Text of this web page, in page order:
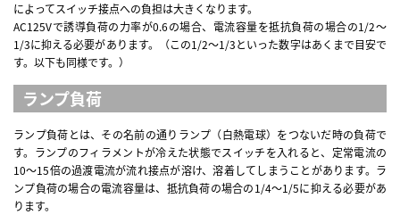
によってスイッチ接点への負担は大きくなります。
AC125Vで誘導負荷の力率が0.6の場合、電流容量を抵抗負荷の場合の1/2～
1/3に抑える必要があります。（この1/2～1/3といった数字はあくまで目安で
す。以下も同様です。）
ランプ負荷
ランプ負荷とは、その名前の通りランプ（白熱電球）をつないだ時の負荷で
す。ランプのフィラメントが冷えた状態でスイッチを入れると、定常電流の
10～15倍の過渡電流が流れ接点が溶け、溶着してしまうことがあります。ラ
ンプ負荷の場合の電流容量は、抵抗負荷の場合の1/4～1/5に抑える必要があ
ります。